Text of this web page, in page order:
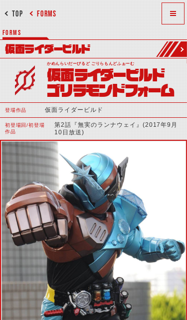
FORMS
TOP
FORMS
仮面ライダービルド
かめんらいだーびるど ごりらもんどふぉーむ
仮面ライダービルド
ゴリラモンドフォーム
登場作品 仮面ライダービルド
初登場回/初登場
作品
第2話『無実のランナウェイ』(2017年9月
10日放送)